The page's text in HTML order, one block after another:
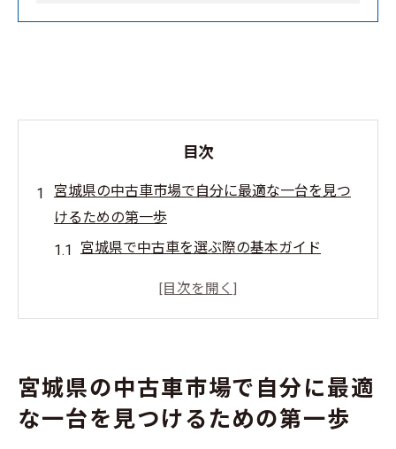
目次
宮城県の中古車市場で自分に最適な一台を見つ
けるための第一歩
宮城県で中古車を選ぶ際の基本ガイド
地域特性を考慮した中古車選びのコツ
宮城県での中古車購入で知っておくべき法
律
宮城県の中古車市場で自分に最適
な一台を見つけるための第一歩